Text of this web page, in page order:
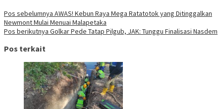
Pos sebelumnya AWAS! Kebun Raya Mega Ratatotok yang Ditinggalkan
Newmont Mulai Menuai Malapetaka
Pos berikutnya Golkar Pede Tatap Pilgub, JAK: Tunggu Finalisasi Nasdem
Pos terkait